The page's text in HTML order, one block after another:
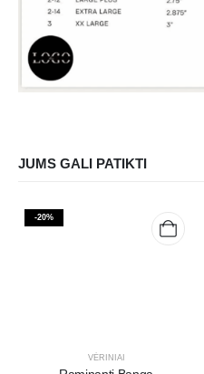
JUMS GALI PATIKTI
-20%
VĖRINIAI